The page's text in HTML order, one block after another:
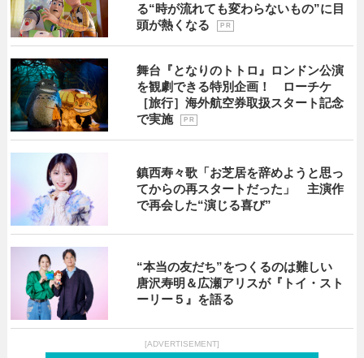
る“時が流れても変わらないもの”に目
頭が熱くなる
P R
舞台『となりのトトロ』ロンドン公演
を観劇できる特別企画！ ローチケ
［旅行］海外航空券取扱スタート記念
で実施
P R
鎮西寿々歌「お芝居を辞めようと思っ
てからの再スタートだった」 主演作
で再会した“演じる喜び”
“本当の友だち”をつくるのは難しい
唐沢寿明＆広瀬アリスが『トイ・スト
ーリー５』を語る
[ADVERTISEMENT]